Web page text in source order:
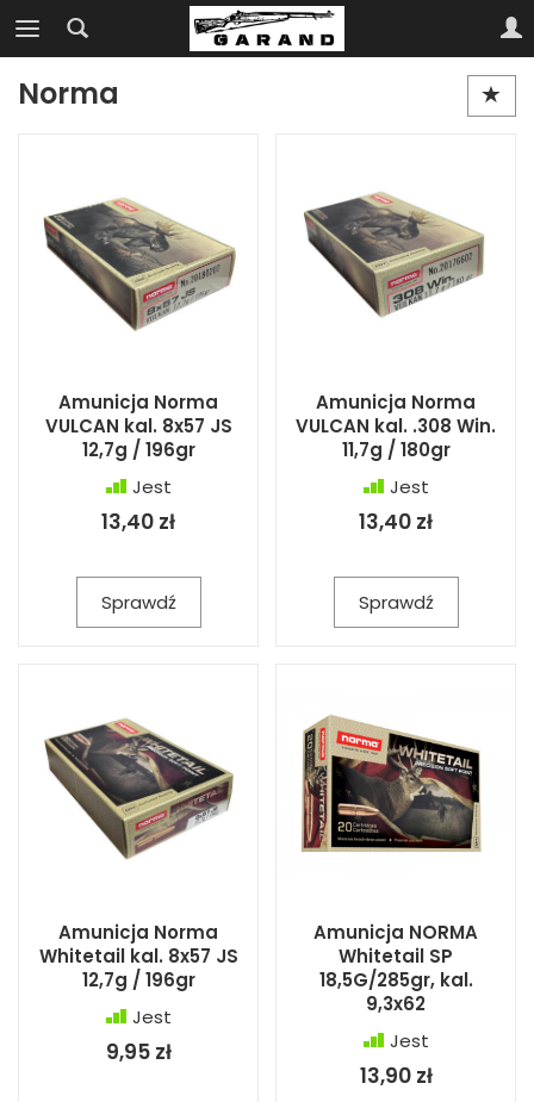
Norma
Amunicja Norma
VULCAN kal. 8x57 JS
12,7g / 196gr
Jest
13,40 zł
Sprawdź
Amunicja Norma
VULCAN kal. .308 Win.
11,7g / 180gr
Jest
13,40 zł
Sprawdź
Amunicja Norma
Whitetail kal. 8x57 JS
12,7g / 196gr
Jest
9,95 zł
Amunicja NORMA
Whitetail SP
18,5G/285gr, kal.
9,3x62
Jest
13,90 zł